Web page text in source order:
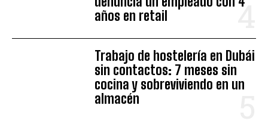
años en retail
Trabajo de hostelería en Dubái
sin contactos: 7 meses sin
cocina y sobreviviendo en un
almacén